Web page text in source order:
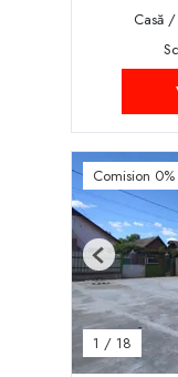
Casă
Comision 0%
1 / 18
Previous